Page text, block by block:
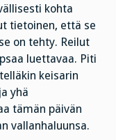
kohta
tietoinen, että se
on tehty. Reilut
luettavaa. Piti
keisarin
yhä
tämän päivän
vallanhaluunsa.